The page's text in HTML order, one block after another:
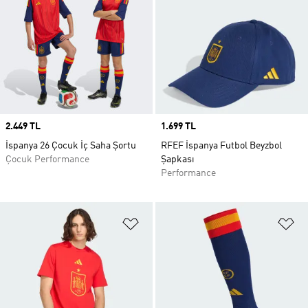
Price
2.449 TL
İspanya 26 Çocuk İç Saha Şortu
Çocuk Performance
Price
1.699 TL
RFEF İspanya Futbol Beyzbol
Şapkası
Performance
Favori Listesine Ekle